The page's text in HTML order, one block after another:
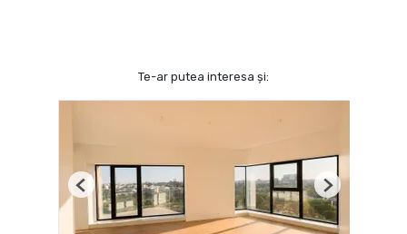
Te-ar putea interesa și:
Previous Next